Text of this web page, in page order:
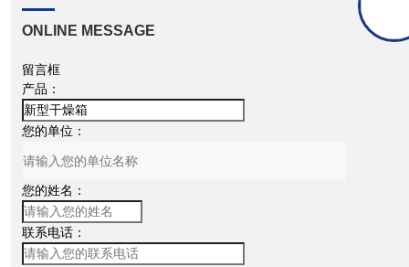
ONLINE MESSAGE
留言框
产品：
您的单位：
您的姓名：
联系电话：